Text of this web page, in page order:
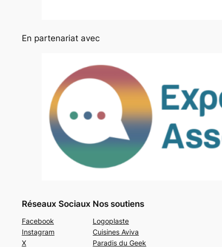
En partenariat avec
Réseaux Sociaux
Facebook
Instagram
X
Nos soutiens
Logoplaste
Cuisines Aviva
Paradis du Geek